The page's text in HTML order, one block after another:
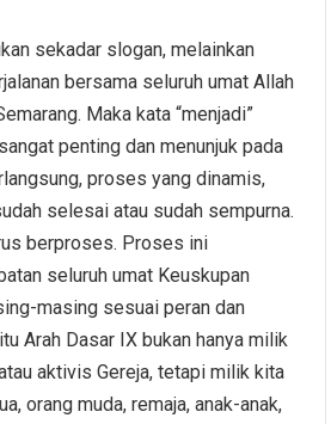
sekadar slogan, melainkan
bersama seluruh umat Allah
Maka kata “menjadi”
penting dan menunjuk pada
proses yang dinamis,
selesai atau sudah sempurna.
berproses. Proses ini
seluruh umat Keuskupan
masing sesuai peran dan
Arah Dasar IX bukan hanya milik
aktivis Gereja, tetapi milik kita
orang muda, remaja, anak-anak,